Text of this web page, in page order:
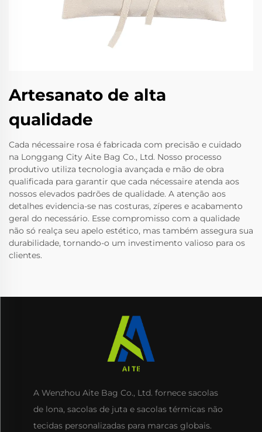
Artesanato de alta
qualidade
Cada nécessaire rosa é fabricada com precisão e cuidado
na Longgang City Aite Bag Co., Ltd. Nosso processo
produtivo utiliza tecnologia avançada e mão de obra
qualificada para garantir que cada nécessaire atenda aos
nossos elevados padrões de qualidade. A atenção aos
detalhes evidencia-se nas costuras, zíperes e acabamento
geral do necessário. Esse compromisso com a qualidade
não só realça seu apelo estético, mas também assegura sua
durabilidade, tornando-o um investimento valioso para os
clientes.
A Wenzhou Aite Bag Co., Ltd. fornece sacolas
de lona, sacolas de juta e sacolas térmicas não
tecidas personalizadas para marcas globais.